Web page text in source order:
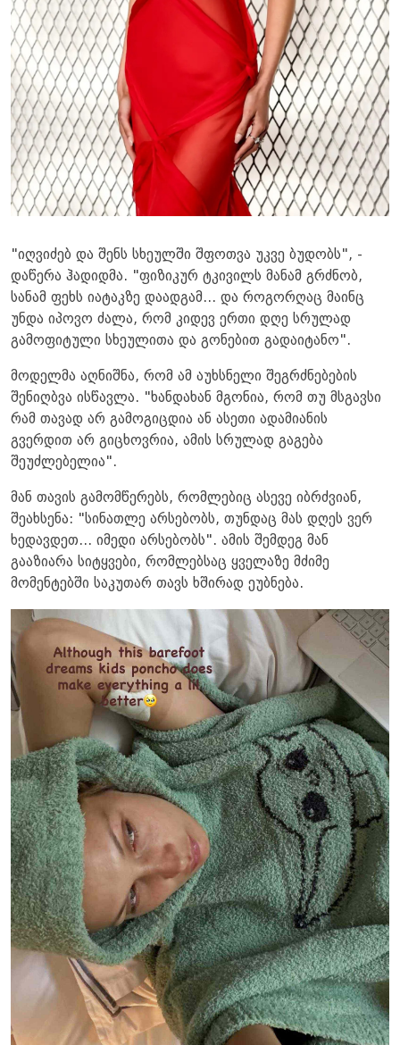
"იღვიძებ და შენს სხეულში შფოთვა უკვე ბუდობს", -
დაწერა ჰადიდმა. "ფიზიკურ ტკივილს მანამ გრძნობ,
სანამ ფეხს იატაკზე დაადგამ... და როგორღაც მაინც
უნდა იპოვო ძალა, რომ კიდევ ერთი დღე სრულად
გამოფიტული სხეულითა და გონებით გადაიტანო".
მოდელმა აღნიშნა, რომ ამ აუხსნელი შეგრძნებების
შენიღბვა ისწავლა. "ხანდახან მგონია, რომ თუ მსგავსი
რამ თავად არ გამოგიცდია ან ასეთი ადამიანის
გვერდით არ გიცხოვრია, ამის სრულად გაგება
შეუძლებელია".
მან თავის გამომწერებს, რომლებიც ასევე იბრძვიან,
შეახსენა: "სინათლე არსებობს, თუნდაც მას დღეს ვერ
ხედავდეთ... იმედი არსებობს". ამის შემდეგ მან
გააზიარა სიტყვები, რომლებსაც ყველაზე მძიმე
მომენტებში საკუთარ თავს ხშირად ეუბნება.